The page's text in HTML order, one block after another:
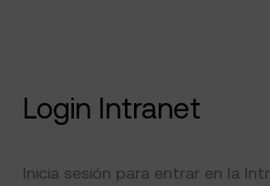
Login Intranet
Inicia sesión para entrar en la